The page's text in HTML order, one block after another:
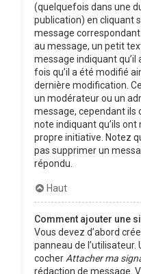
(quelquefois dans une
publication) en cliquant
message
au message, un petit
message indiquant
fois qu’il a été modifié
dernière modification.
un modérateur ou un
message, cependant ils
note indiquant qu’ils
propre initiative. Notez
pas supprimer un
répondu.
Haut
Comment ajouter une
Vous devez d’abord
panneau de
cocher Attacher ma
rédaction de message.